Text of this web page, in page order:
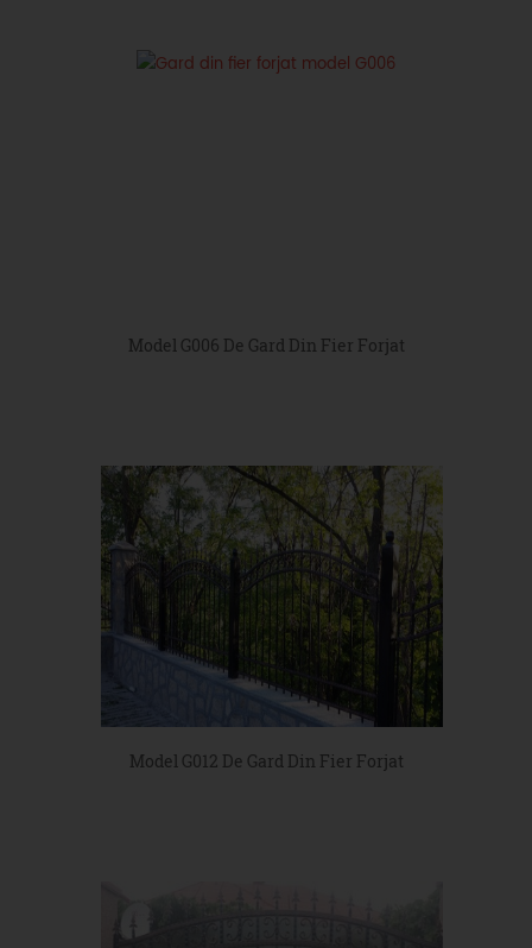
Model G006 De Gard Din Fier Forjat
Model G012 De Gard Din Fier Forjat